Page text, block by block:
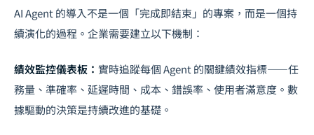
AI Agent 的導入不是一個「完成即結束」的專案，而是一個持
續演化的過程。企業需要建立以下機制：
績效監控儀表板： 實時追蹤每個 Agent 的關鍵績效指標——任
務量、準確率、延遲時間、成本、錯誤率、使用者滿意度。數
據驅動的決策是持續改進的基礎。